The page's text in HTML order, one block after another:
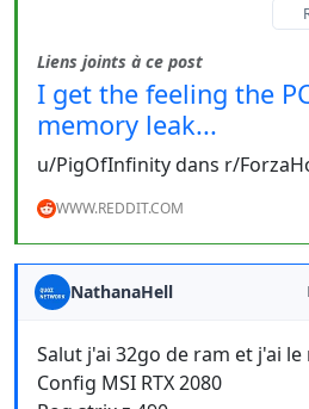
Liens joints à ce post
I get the feeling the
memory leak...
u/PigOfInfinity dans r/
WWW.REDDIT.COM
NathanaHell
Salut j'ai 32go de ram et j'ai le
Config MSI RTX 2080